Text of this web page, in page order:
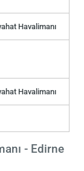
Havalimanı
Havalimanı
- Edirne